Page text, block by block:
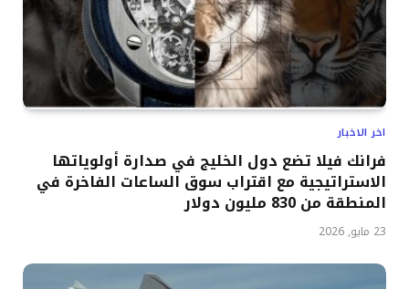
اخر الاخبار
فرانك فيلا تضع دول الخليج في صدارة أولوياتها
الاستراتيجية مع اقتراب سوق الساعات الفاخرة في
المنطقة من 830 مليون دولار
23 مايو, 2026